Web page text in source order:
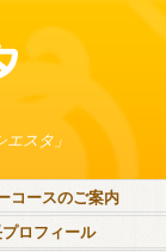
スタ」
コースのご案内
ロフィール